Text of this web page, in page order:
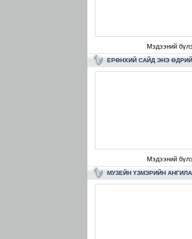
Мэдээний
ЕРӨНХИЙ САЙД ЭНЭ
Мэдээний
МУЗЕЙН ҮЗМЭРИЙН